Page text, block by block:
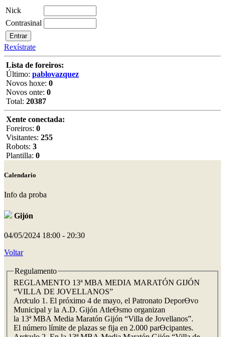
Nick
Contrasinal
Rexístrate
Lista de foreiros:
Último: pablovazquez
Novos hoxe: 0
Novos onte: 0
Total: 20387
Xente conectada:
Foreiros: 0
Visitantes: 255
Robots: 3
Plantilla: 0
Calendario
Info da proba
Gijón
04/05/2024 18:00 - 20:30
Voltar
Regulamento
REGLAMENTO 13ª MBA MEDIA MARATÓN GIJÓN
“VILLA DE JOVELLANOS”
Arơculo 1. El próximo 4 de mayo, el Patronato DeporƟvo
Municipal y la A.D. Gijón AtleƟsmo organizan
la 13ª MBA Media Maratón Gijón “Villa de Jovellanos”.
El número límite de plazas se fija en 2.000 parƟcipantes.